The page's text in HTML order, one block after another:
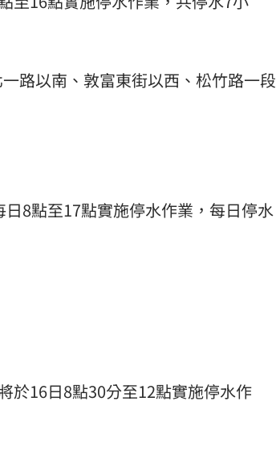
路以南、敦富東街以西、松竹路一段
8點至17點實施停水作業，每日停水
於16日8點30分至12點實施停水作